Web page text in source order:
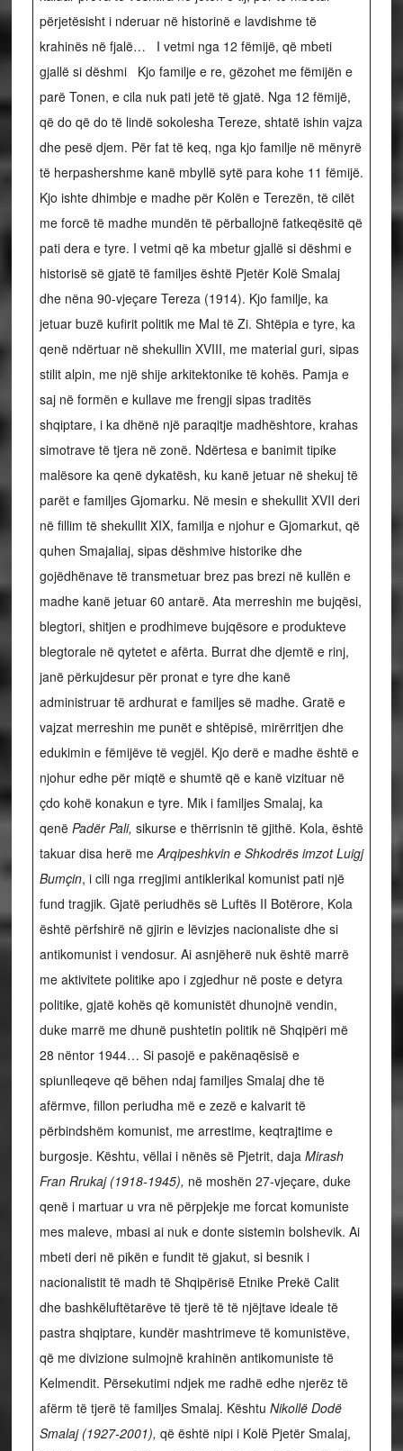
përjetësisht i nderuar në historinë e lavdishme të
krahinës në fjalë… I vetmi nga 12 fëmijë, që mbeti
gjallë si dëshmi Kjo familje e re, gëzohet me fëmijën e
parë Tonen, e cila nuk pati jetë të gjatë. Nga 12 fëmijë,
që do që do të lindë sokolesha Tereze, shtatë ishin vajza
dhe pesë djem. Për fat të keq, nga kjo familje në mënyrë
të herpashershme kanë mbyllë sytë para kohe 11 fëmijë.
Kjo ishte dhimbje e madhe për Kolën e Terezën, të cilët
me forcë të madhe mundën të përballojnë fatkeqësitë që
pati dera e tyre. I vetmi që ka mbetur gjallë si dëshmi e
historisë së gjatë të familjes është Pjetër Kolë Smalaj
dhe nëna 90-vjeçare Tereza (1914). Kjo familje, ka
jetuar buzë kufirit politik me Mal të Zi. Shtëpia e tyre, ka
qenë ndërtuar në shekullin XVIII, me material guri, sipas
stilit alpin, me një shije arkitektonike të kohës. Pamja e
saj në formën e kullave me frengji sipas traditës
shqiptare, i ka dhënë një paraqitje madhështore, krahas
simotrave të tjera në zonë. Ndërtesa e banimit tipike
malësore ka qenë dykatësh, ku kanë jetuar në shekuj të
parët e familjes Gjomarku. Në mesin e shekullit XVII deri
në fillim të shekullit XIX, familja e njohur e Gjomarkut, që
quhen Smajaliaj, sipas dëshmive historike dhe
gojëdhënave të transmetuar brez pas brezi në kullën e
madhe kanë jetuar 60 antarë. Ata merreshin me bujqësi,
blegtori, shitjen e prodhimeve bujqësore e produkteve
blegtorale në qytetet e afërta. Burrat dhe djemtë e rinj,
janë përkujdesur për pronat e tyre dhe kanë
administruar të ardhurat e familjes së madhe. Gratë e
vajzat merreshin me punët e shtëpisë, mirërritjen dhe
edukimin e fëmijëve të vegjël. Kjo derë e madhe është e
njohur edhe për miqtë e shumtë që e kanë vizituar në
çdo kohë konakun e tyre. Mik i familjes Smalaj, ka
qenë Padër Pali, sikurse e thërrisnin të gjithë. Kola, është
takuar disa herë me Arqipeshkvin e Shkodrës imzot Luigj
Bumçin, i cili nga rregjimi antiklerikal komunist pati një
fund tragjik. Gjatë periudhës së Luftës II Botërore, Kola
është përfshirë në gjirin e lëvizjes nacionaliste dhe si
antikomunist i vendosur. Ai asnjëherë nuk është marrë
me aktivitete politike apo i zgjedhur në poste e detyra
politike, gjatë kohës që komunistët dhunojnë vendin,
duke marrë me dhunë pushtetin politik në Shqipëri më
28 nëntor 1944… Si pasojë e pakënaqësisë e
spiunlleqeve që bëhen ndaj familjes Smalaj dhe të
afërmve, fillon periudha më e zezë e kalvarit të
përbindshëm komunist, me arrestime, keqtrajtime e
burgosje. Kështu, vëllai i nënës së Pjetrit, daja Mirash
Fran Rrukaj (1918-1945), në moshën 27-vjeçare, duke
qenë i martuar u vra në përpjekje me forcat komuniste
mes maleve, mbasi ai nuk e donte sistemin bolshevik. Ai
mbeti deri në pikën e fundit të gjakut, si besnik i
nacionalistit të madh të Shqipërisë Etnike Prekë Calit
dhe bashkëluftëtarëve të tjerë të të njëjtave ideale të
pastra shqiptare, kundër mashtrimeve të komunistëve,
që me divizione sulmojnë krahinën antikomuniste të
Kelmendit. Përsekutimi ndjek me radhë edhe njerëz të
afërm të tjerë të familjes Smalaj. Kështu Nikollë Dodë
Smalaj (1927-2001), që është nipi i Kolë Pjetër Smalaj,